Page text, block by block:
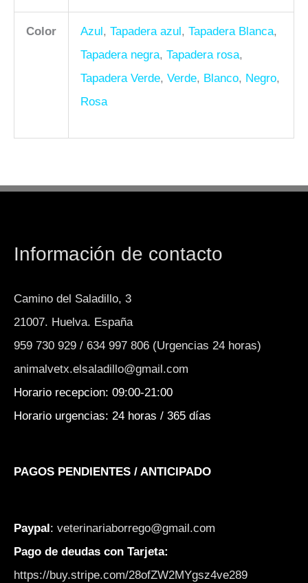
Color Azul , Tapadera azul , Tapadera Blanca,
Tapadera negra, Tapadera rosa,
Tapadera Verde, Verde, Blanco, Negro,
Rosa
Información de contacto
Camino del Saladillo, 3
21007. Huelva. España
959 730 929 / 634 997 806 (Urgencias 24 horas)
animalvetx.elsaladillo@gmail.com
Horario recepcion: 09:00-21:00
Horario urgencias: 24 horas / 365 días
PAGOS PENDIENTES / ANTICIPADO
Paypal: veterinariaborrego@gmail.com
Pago de deudas con Tarjeta:
https://buy.stripe.com/28ofZW2MYgsz4ve289